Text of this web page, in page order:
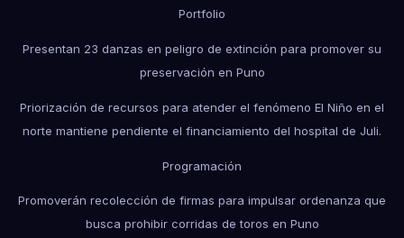
Portfolio
Presentan 23 danzas en peligro de extinción para promover su
preservación en Puno
Priorización de recursos para atender el fenómeno El Niño en el
norte mantiene pendiente el financiamiento del hospital de Juli.
Programación
Promoverán recolección de firmas para impulsar ordenanza que
busca prohibir corridas de toros en Puno